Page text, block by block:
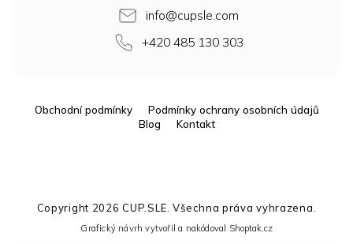
info@cupsle.com
+420 485 130 303
Obchodní podmínky
Podmínky ochrany osobních údajů
Blog
Kontakt
Copyright 2026 CUP.SLE . Všechna práva vyhrazena.
Grafický návrh vytvořil a nakódoval Shoptak.cz